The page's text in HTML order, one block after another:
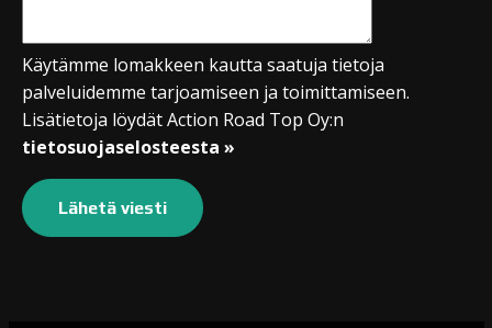
Käytämme lomakkeen kautta saatuja tietoja
palveluidemme tarjoamiseen ja toimittamiseen.
Lisätietoja löydät Action Road Top Oy:n
tietosuojaselosteesta »